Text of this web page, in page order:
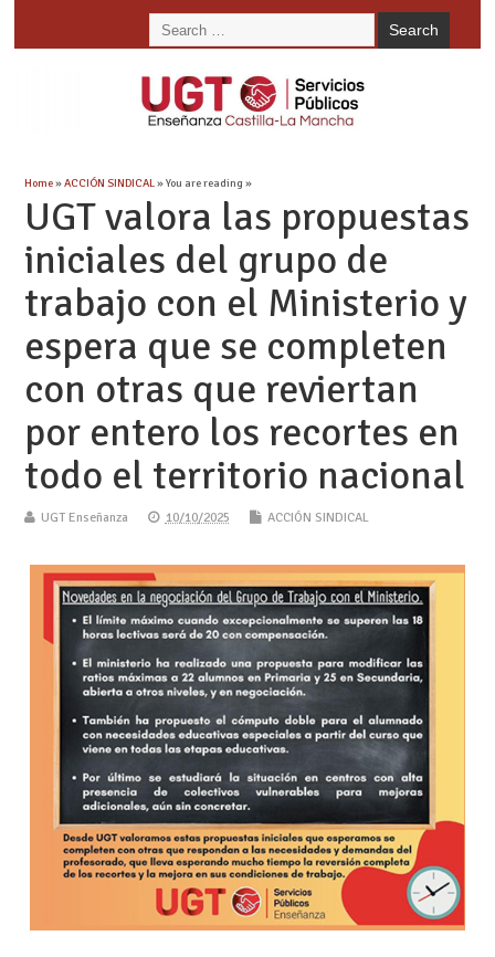
Home»ACCIÓN SINDICAL» You are reading »
UGT valora las propuestas
iniciales del grupo de
trabajo con el Ministerio y
espera que se completen
con otras que reviertan
por entero los recortes en
todo el territorio nacional
UGT Enseñanza 10/10/2025 ACCIÓN SINDICAL